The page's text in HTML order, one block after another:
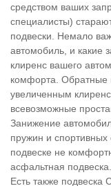
средством ваших
специалисты)
подвески. Немало
автомобиль, и какие
клиренс вашего
комфорта. Обратные
увеличенным
всевозможные
Занижение
пружин и спортивных
подвеске не
асфальтная подвеска.
Есть также подвеска